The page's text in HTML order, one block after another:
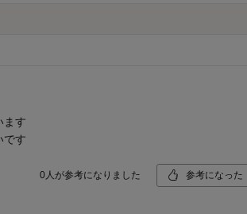
ます
です
0 人が参考になりました 参考になった